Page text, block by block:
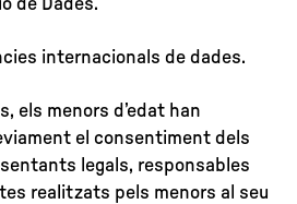
de Dades.
internacionals de dades.
els menors d’edat han
el consentiment dels
legals, responsables
realitzats pels menors al seu